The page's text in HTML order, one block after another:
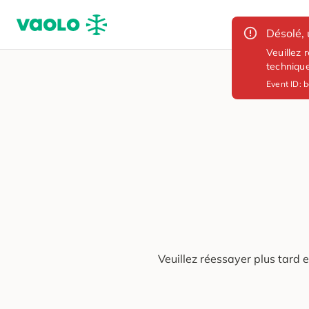
Désolé,
Veuillez
Event ID:
Veuillez réessayer plus tard